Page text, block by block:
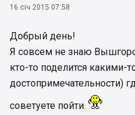
16 січ 2015 07:58
Добрый день!
Я совсем не знаю
кто-то поделится какими-
достопримечательности)
советуете пойти.